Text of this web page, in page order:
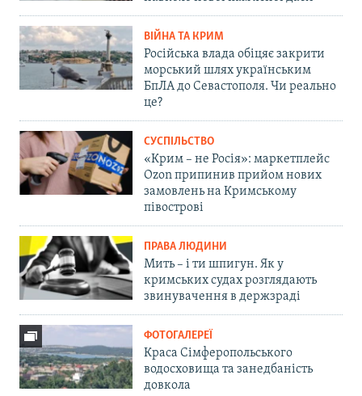
ВІЙНА ТА КРИМ
Російська влада обіцяє закрити
морський шлях українським
БпЛА до Севастополя. Чи реально
це?
СУСПІЛЬСТВО
«Крим – не Росія»: маркетплейс
Ozon припинив прийом нових
замовлень на Кримському
півострові
ПРАВА ЛЮДИНИ
Мить – і ти шпигун. Як у
кримських судах розглядають
звинувачення в держзраді
ФОТОГАЛЕРЕЇ
Краса Сімферопольського
водосховища та занедбаність
довкола